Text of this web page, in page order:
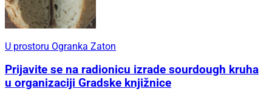
U prostoru Ogranka Zaton
Prijavite se na radionicu izrade sourdough kruha
u organizaciji Gradske knjižnice